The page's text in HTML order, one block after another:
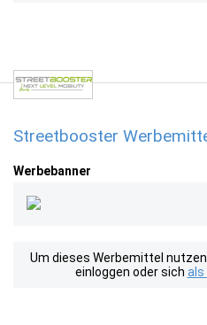
Streetbooster
Werbebanner
Um dieses Werbemittel
einloggen oder sich als